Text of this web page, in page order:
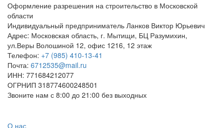
Оформление разрешения на строительство в Московской
области
Индивидуальный предприниматель Ланков Виктор Юрьевич
Адрес: Московская область, г. Мытищи, БЦ Разумихин,
ул.Веры Волошиной 12, офис 1216, 12 этаж
Телефон: +7 (985) 410-13-41
Почта: 6712535@mail.ru
ИНН: 771684212077
ОГРНИП 318774600248501
Звоните нам с 8:00 до 21:00 без выходных
О нас